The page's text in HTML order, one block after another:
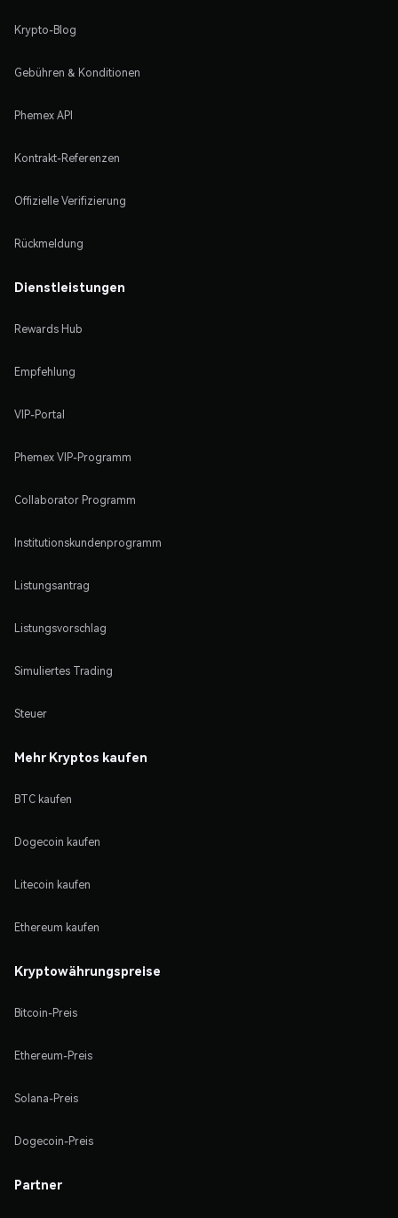
Krypto-Blog
Gebühren & Konditionen
Phemex API
Kontrakt-Referenzen
Offizielle Verifizierung
Rückmeldung
Dienstleistungen
Rewards Hub
Empfehlung
VIP-Portal
Phemex VIP-Programm
Collaborator Programm
Institutionskundenprogramm
Listungsantrag
Listungsvorschlag
Simuliertes Trading
Steuer
Mehr Kryptos kaufen
BTC kaufen
Dogecoin kaufen
Litecoin kaufen
Ethereum kaufen
Kryptowährungspreise
Bitcoin-Preis
Ethereum-Preis
Solana-Preis
Dogecoin-Preis
Partner